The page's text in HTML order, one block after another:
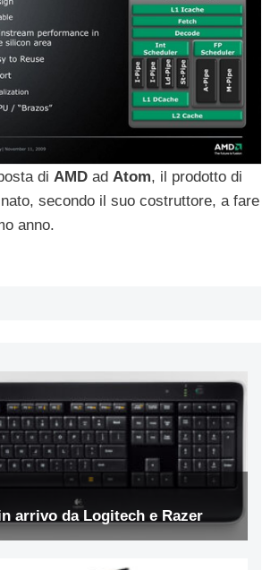
di AMD ad Atom, il prodotto di
secondo il suo costruttore, a fare
anno.